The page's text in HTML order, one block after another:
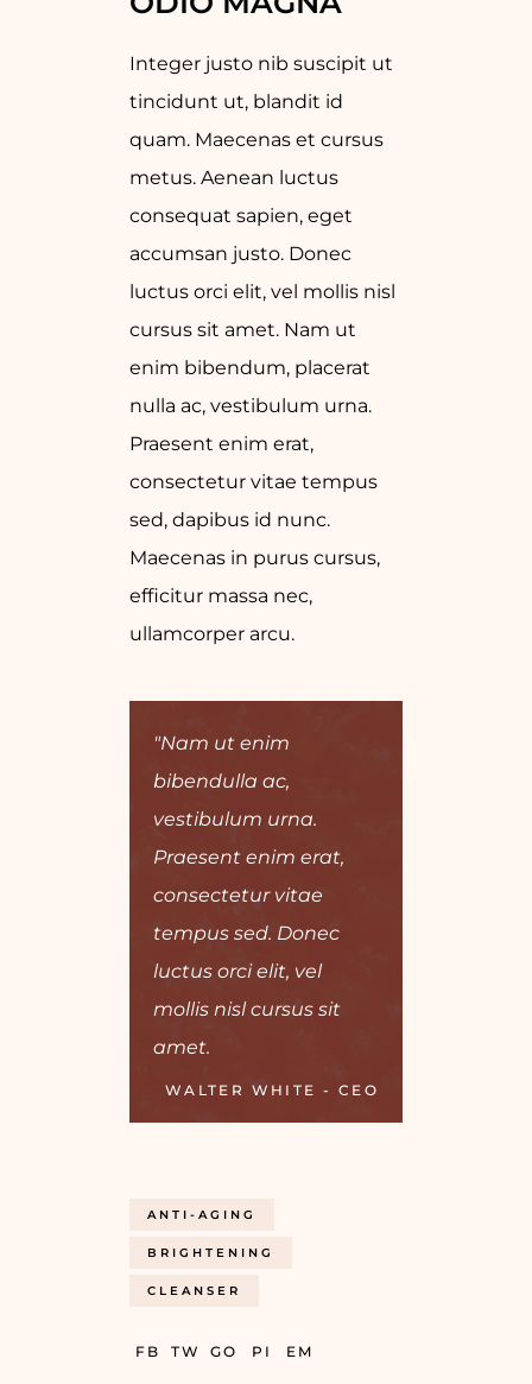
Integer justo nib suscipit ut
tincidunt ut, blandit id
quam. Maecenas et cursus
metus. Aenean luctus
consequat sapien, eget
accumsan justo. Donec
luctus orci elit, vel mollis nisl
cursus sit amet. Nam ut
enim bibendum, placerat
nulla ac, vestibulum urna.
Praesent enim erat,
consectetur vitae tempus
sed, dapibus id nunc.
Maecenas in purus cursus,
efficitur massa nec,
ullamcorper arcu.
"Nam ut enim
bibendulla ac,
vestibulum urna.
Praesent enim erat,
consectetur vitae
tempus sed. Donec
luctus orci elit, vel
mollis nisl cursus sit
amet.
WALTER WHITE - CEO
ANTI-AGING
BRIGHTENING
CLEANSER
FB TW GO PI EM